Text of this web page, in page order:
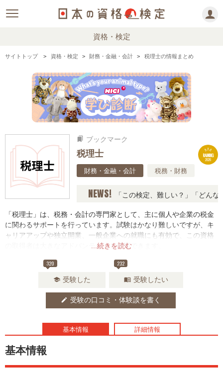
資格・検定
サイトトップ 資格・検定 財務・金融・会計 税理士の情報まとめ
bookmarks ブックマーク
税理士
財務・金融・会計 税務・財務
RANKING
2026
NEWS! 「この検定、難しい？」「どんな試
...続きを読む
「税理士」は、税務・会計の専門家として、主に個人や企業の税金
に関わるサポートを行っています。試験はかなり難しいですが、キ
ャリアアップや独立開業、一般企業への就職にも有効で、この資格
の取得者は大きなアドバンテージを発揮できます。
320
school 受験した
232
menu_book 受験したい
edit 受験の口コミ・体験談を書く
基本情報 詳細情報
基本情報